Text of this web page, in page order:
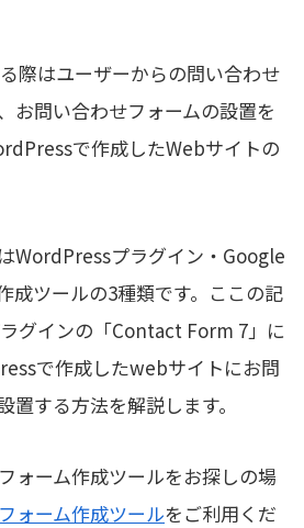
際はユーザーからの問い合わせ
お問い合わせフォームの設置を
で作成したWebサイトの
WordPressプラグイン・Google
成ツールの3種類です。ここの記
グインの「Contact Form 7」に
で作成したwebサイトにお問
置する方法を解説します。
ォーム作成ツールをお探しの場
ォーム作成ツールをご利用くだ